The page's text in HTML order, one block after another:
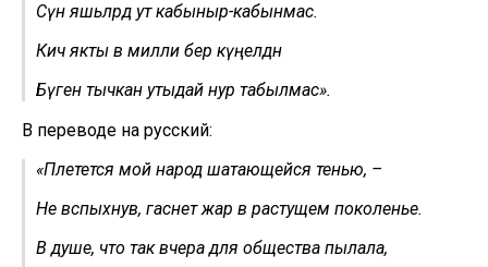
Сүнә яшьләрдә ут кабыныр-кабынмас.
Кичә якты вә милли бер күңелдән
Бүген тычкан утыдай нур табылмас».
В переводе на русский:
«Плетется мой народ шатающейся тенью, –
Не вспыхнув, гаснет жар в растущем поколенье.
В душе, что так вчера для общества пылала,